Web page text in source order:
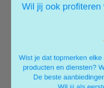
is je mening geven. Hieronder
over moet geven en wat het
5 manieren om een